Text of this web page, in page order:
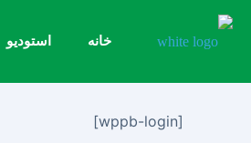
خانه استودیو
[wppb-login]